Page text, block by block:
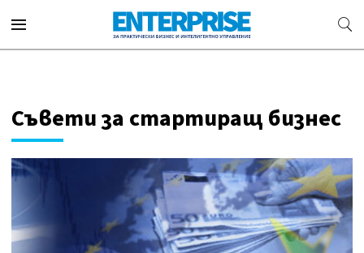
Съвети за стартиращ бизнес